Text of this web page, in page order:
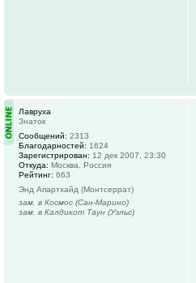
Лавруха
Знаток
Сообщений: 2313
Благодарностей: 1624
Зарегистрирован: 12 дек 2007, 23:30
Откуда: Москва, Россия
Рейтинг: 663
Энд Апартхайд (Монтсеррат)
зам. в Космос (Сан-Марино)
зам. в Калдикот Таун (Уэльс)